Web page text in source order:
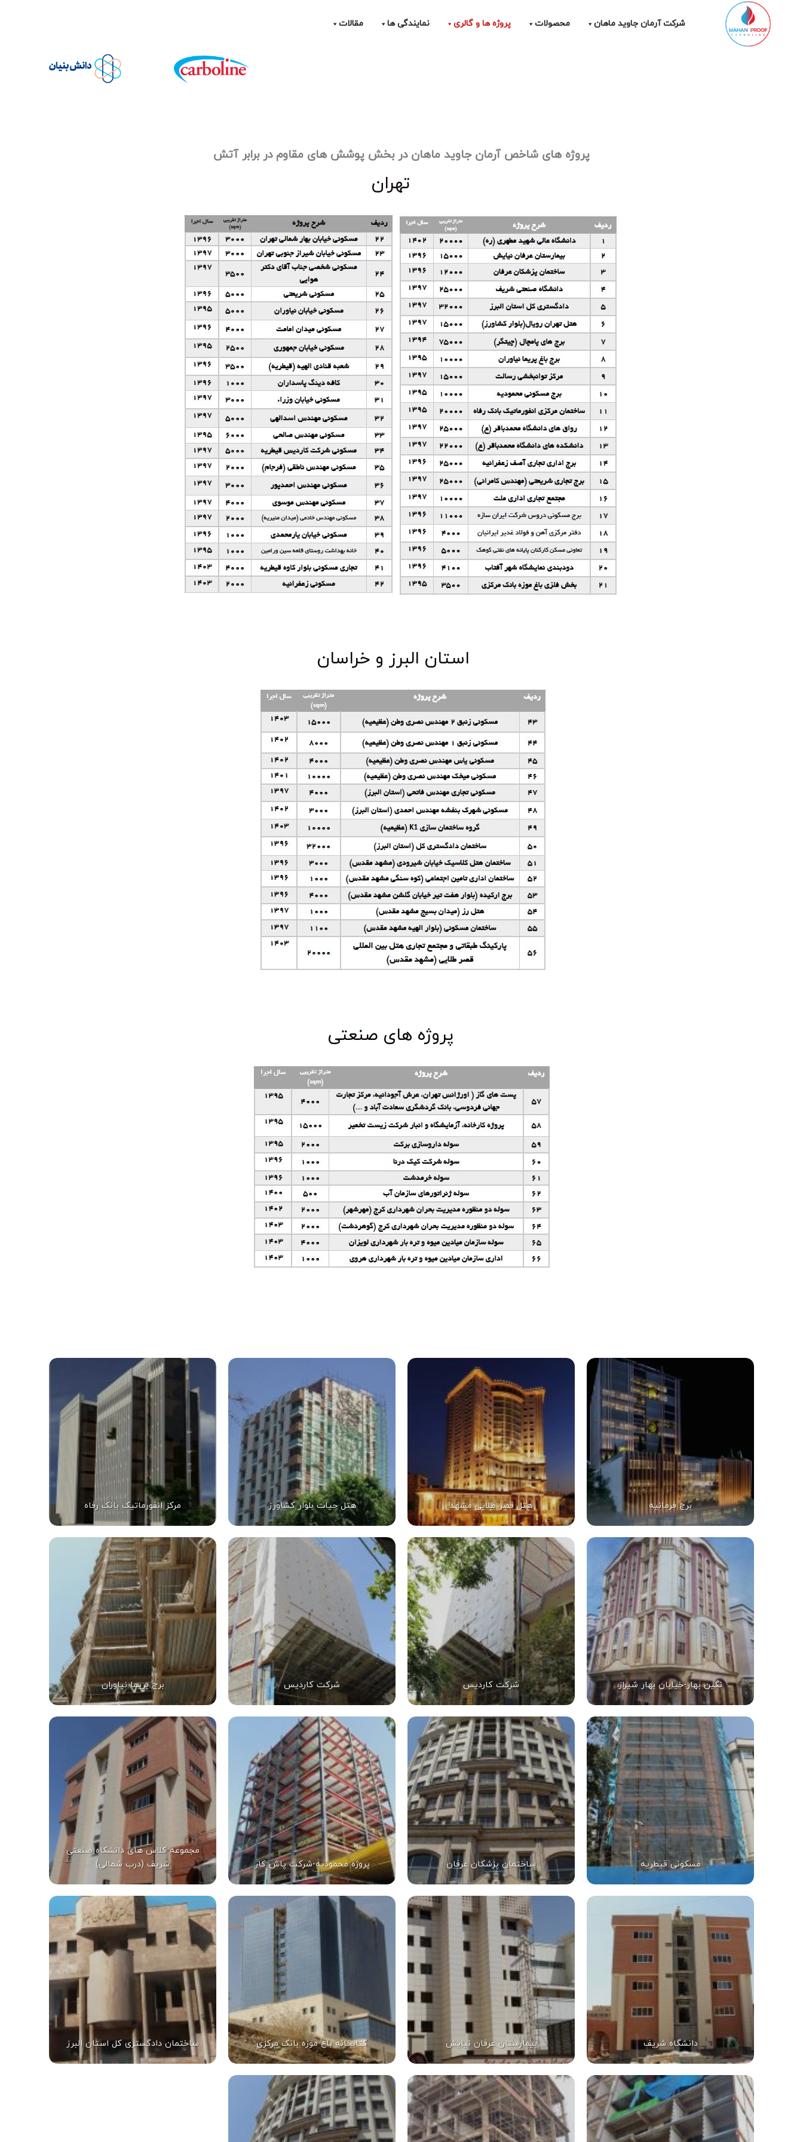
شرکت آرمان جاوید ماهان محصولات پروژه ها و گالری نمایندگی ها مقالات
پروژه های شاخص آرمان جاوید ماهان در بخش پوشش های مقاوم در برابر آتش
تهران
استان البرز و خراسان
پروژه های صنعتی
برج فرمانیه هتل قصر طلایی مشهد هتل حیات بلوار کشاورز مرکز انفورماتیک بانک رفاه
نگین بهار-خیابان بهار شیراز شرکت کاردیس شرکت کاردیس برج پریما نیاوران
مسکونی قیطریه ساختمان پزشکان عرفان پروژه محمودیه-شرکت پاش کار
مجموعه کلاس های دانشکاه صنعتی
شریف (درب شمالی)
دانشگاه شریف بیمارستان عرفان نیایش کتابخانه باغ موزه بانک مرکزی ساختمان دادگستری کل استان البرز